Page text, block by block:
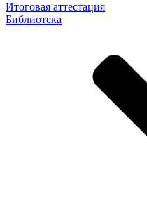
Итоговая аттестация
Библиотека